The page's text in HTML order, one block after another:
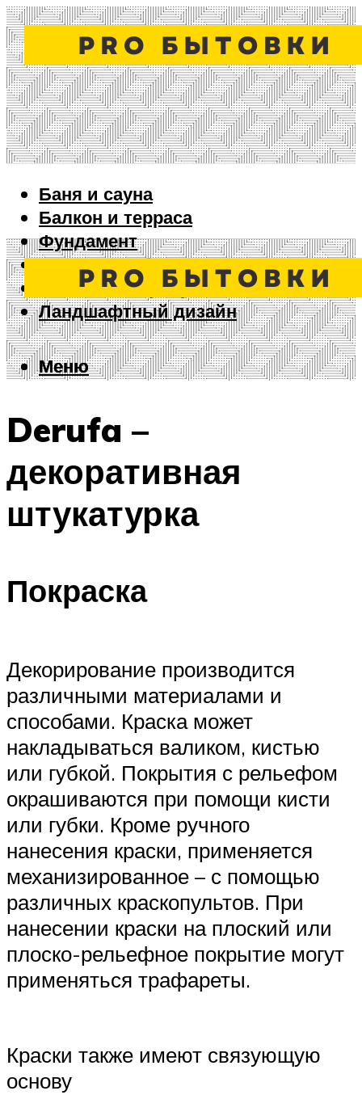
Баня и сауна
Балкон и терраса
Фундамент
Ворота и забор
Дизайн интерьера
Ландшафтный дизайн
Меню
Меню
Derufa –
декоративная
штукатурка
Покраска
Декорирование производится
различными материалами и
способами. Краска может
накладываться валиком, кистью
или губкой. Покрытия с рельефом
окрашиваются при помощи кисти
или губки. Кроме ручного
нанесения краски, применяется
механизированное – с помощью
различных краскопультов. При
нанесении краски на плоский или
плоско-рельефное покрытие могут
применяться трафареты.
Краски также имеют связующую
основу